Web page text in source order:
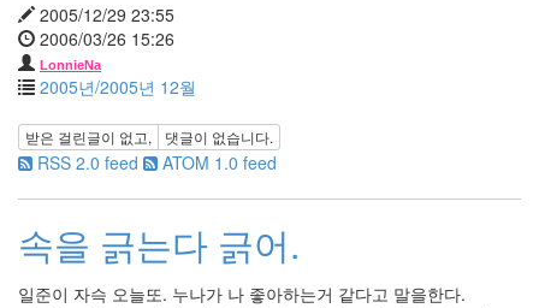
2005/12/29 23:55
2006/03/26 15:26
LonnieNa
2005년/2005년 12월
받은 걸린글이 없고, 댓글이 없습니다.
RSS 2.0 feed ATOM 1.0 feed
속을 긁는다 긁어.
일준이 자슥 오늘또. 누나가 나 좋아하는거 같다고 말을한다.
3
월
9
2007
년
4
월
10
년
5
월